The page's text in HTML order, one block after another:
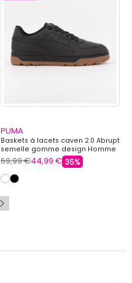
PUMA
Baskets à lacets caven 2.0 Abrupt
semelle gomme design Homme
PUMA
69,99 €44,99 € 35%